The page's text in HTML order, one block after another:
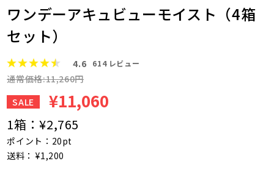
ワンデーアキュビューモイスト（4箱
セット）
4.6 614レビュー
通常価格:11,260円
SALE
¥11,060
1箱：¥2,765
ポイント：20pt
送料： ¥1,200